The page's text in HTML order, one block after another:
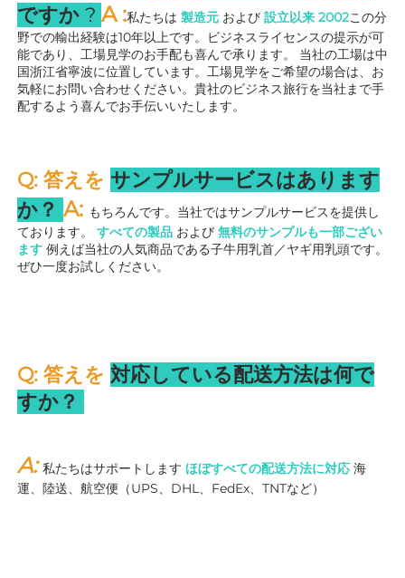
ですか ? A :私たちは 製造元 および 設立以来 2002この分
野での輸出経験は10年以上です。ビジネスライセンスの提示が可
能であり、工場見学のお手配も喜んで承ります。 当社の工場は中
国浙江省寧波に位置しています。工場見学をご希望の場合は、お
気軽にお問い合わせください。貴社のビジネス旅行を当社まで手
配するよう喜んでお手伝いいたします。
Q: 答えを サンプルサービスはあります
か？ A: もちろんです。当社ではサンプルサービスを提供し
ております。 すべての製品 および 無料のサンプルも一部ござい
ます 例えば当社の人気商品である子牛用乳首／ヤギ用乳頭です。
ぜひ一度お試しください。
Q: 答えを 対応している配送方法は何で
すか？
A: 私たちはサポートします ほぼすべての配送方法に対応 海
運、陸送、航空便（UPS、DHL、FedEx、TNTなど）